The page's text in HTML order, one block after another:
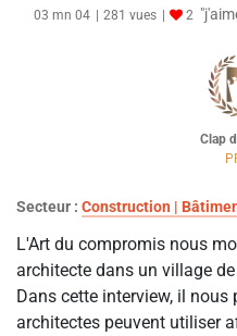
03 mn 04 281 vues 2
Clap
Secteur : Construction |
L'Art du compromis nous
architecte dans un village
Dans cette interview, il nous
architectes peuvent utiliser